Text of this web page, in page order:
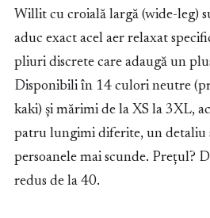
Willit cu croială largă (wide-leg)
aduc exact acel aer relaxat
pliuri discrete care adaugă un
Disponibili în 14 culori neutre
kaki) și mărimi de la XS la 3XL,
patru lungimi diferite, un detaliu
persoanele mai scunde. Prețul?
redus de la 40.